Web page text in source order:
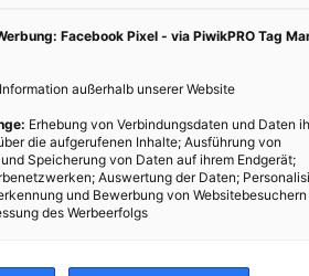
Seit 1994 stammt das gesamte
Darüber hinaus unterstützt der
Nachhaltigkeitskonzept wurde 2010
– in der ersten klimaneutralen
wegen des Frischgezapften, das
Facebook Pixel - via PiwikPRO Tag
außerhalb unserer Website
Erhebung von Verbindungsdaten und Daten
die aufgerufenen Inhalte; Ausführung von
Speicherung von Daten auf ihrem Endgerät;
Auswertung der Daten;
und Bewerbung von
des Werbeerfolgs